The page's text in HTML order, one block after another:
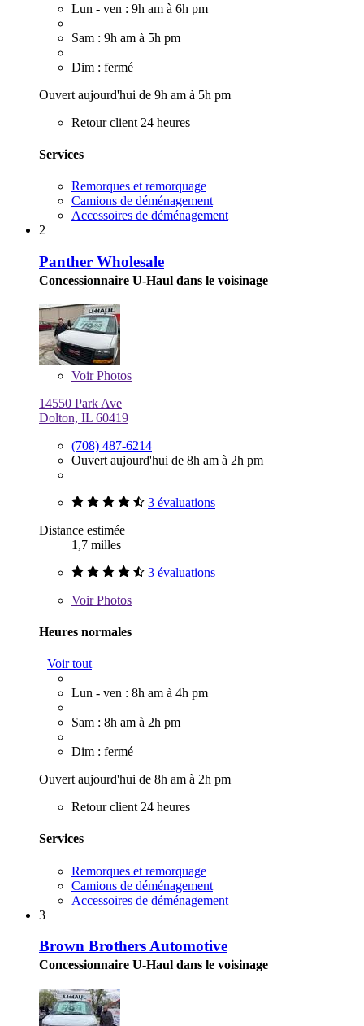
Lun - ven : 9h am à 6h pm
Sam : 9h am à 5h pm
Dim : fermé
Ouvert aujourd'hui de 9h am à 5h pm
Retour client 24 heures
Services
Remorques et remorquage
Camions de déménagement
Accessoires de déménagement
2
Panther Wholesale
Concessionnaire U-Haul dans le voisinage
VoirPhotos
14550 Park Ave
Dolton, IL 60419
(708) 487-6214
Ouvert aujourd'hui de 8h am à 2h pm
3 évaluations
Distance estimée
1,7 milles
3 évaluations
VoirPhotos
Heures normales
Voir tout
Lun - ven : 8h am à 4h pm
Sam : 8h am à 2h pm
Dim : fermé
Ouvert aujourd'hui de 8h am à 2h pm
Retour client 24 heures
Services
Remorques et remorquage
Camions de déménagement
Accessoires de déménagement
3
Brown Brothers Automotive
Concessionnaire U-Haul dans le voisinage